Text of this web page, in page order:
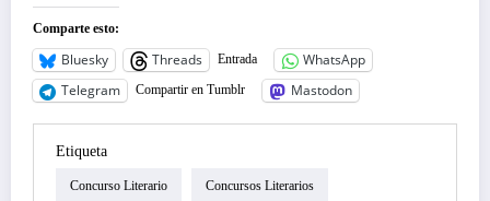
Comparte esto:
Bluesky Threads Entrada
WhatsApp
Telegram
Compartir en Tumblr Mastodon
Etiqueta
Concurso Literario Concursos Literarios